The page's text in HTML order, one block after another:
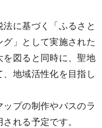
に基づく「ふるさと
」として実施された
を図ると同時に、聖地
地域活性化を目指し
プの制作やバスのラ
れる予定です。